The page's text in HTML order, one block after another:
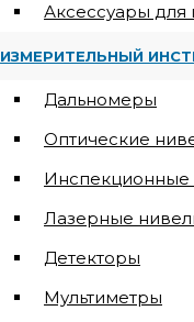
Аксессуары для
ИЗМЕРИТЕЛЬНЫЙ
Дальномеры
Оптические
Лазерные
Детекторы
Мультиметры